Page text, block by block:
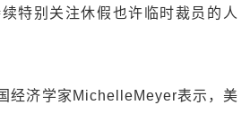
特别关注休假也许临时裁员的人
经济学家MichelleMeyer表示，美